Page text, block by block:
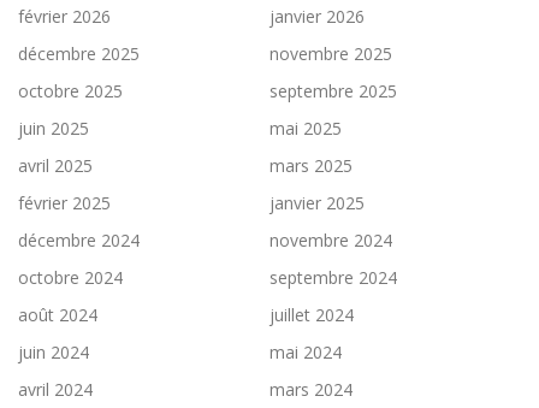
février 2026
janvier 2026
décembre 2025
novembre 2025
octobre 2025
septembre 2025
juin 2025
mai 2025
avril 2025
mars 2025
février 2025
janvier 2025
décembre 2024
novembre 2024
octobre 2024
septembre 2024
août 2024
juillet 2024
juin 2024
mai 2024
avril 2024
mars 2024